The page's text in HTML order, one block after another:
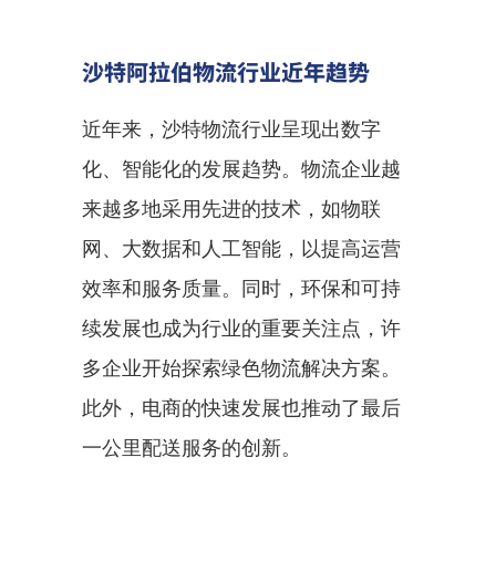
沙特阿拉伯物流行业近年趋势
近年来，沙特物流行业呈现出数字
化、智能化的发展趋势。物流企业越
来越多地采用先进的技术，如物联
网、大数据和人工智能，以提高运营
效率和服务质量。同时，环保和可持
续发展也成为行业的重要关注点，许
多企业开始探索绿色物流解决方案。
此外，电商的快速发展也推动了最后
一公里配送服务的创新。